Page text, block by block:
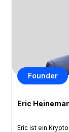
Founder
Eric
Eric ist ein